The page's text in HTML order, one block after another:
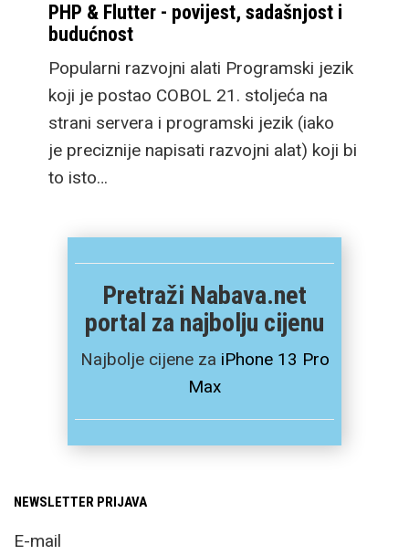
PHP & Flutter - povijest, sadašnjost i
budućnost
Popularni razvojni alati Programski jezik
koji je postao COBOL 21. stoljeća na
strani servera i programski jezik (iako
je preciznije napisati razvojni alat) koji bi
to isto…
Pretraži Nabava.net
portal za najbolju cijenu
Najbolje cijene za iPhone 13 Pro
Max
NEWSLETTER PRIJAVA
E-mail